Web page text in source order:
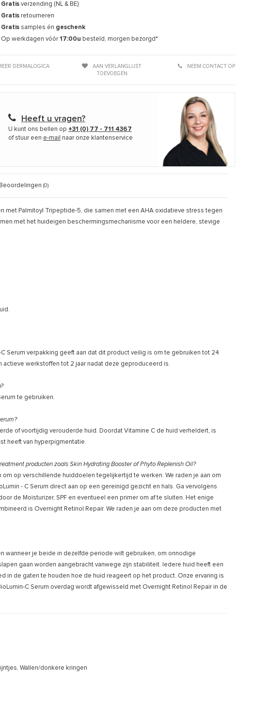
Gratisverzending (NL & BE)
Gratisretourneren
Gratissamples én geschenk
Op werkdagen vóór 17:00u besteld, morgen bezorgd*
DERMALOGICA
AAN VERLANGLIJST
TOEVOEGEN
NEEM CONTACT OP
Heeft u vragen?
U kunt ons bellen op +31 (0) 77 - 711 4367
of stuur een e-mail naar onze klantenservice
Beoordelingen (0)
met Palmitoyl Tripeptide-5, die samen met een AHA oxidatieve stress tegen
met het huideigen beschermingsmechanisme voor een heldere, stevige
Serum verpakking geeft aan dat dit product veilig is om te gebruiken tot 24
werkstoffen tot 2 jaar nadat deze geproduceerd is.
te gebruiken.
of voortijdig verouderde huid. Doordat Vitamine C de huid verheldert, is
heeft van hyperpigmentatie.
producten zoals Skin Hydrating Booster of Phyto Replenish Oil?
op verschillende huiddoelen tegelijkertijd te werken. We raden je aan om
- C Serum direct aan op een gereinigd gezicht en hals. Ga vervolgens
de Moisturizer, SPF en eventueel een primer om af te sluiten. Het enige
is Overnight Retinol Repair. We raden je aan om deze producten met
wanneer je beide in dezelfde periode wilt gebruiken, om onnodige
gaan worden aangebracht vanwege zijn stabiliteit. Iedere huid heeft een
in de gaten te houden hoe de huid reageert op het product. Onze ervaring is
C Serum overdag wordt afgewisseld met Overnight Retinol Repair in de
Wallen/donkere kringen